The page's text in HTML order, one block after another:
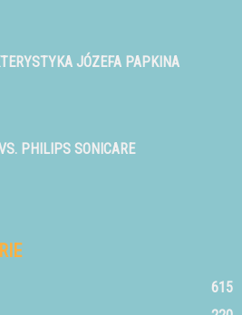
JÓZEFA PAPKINA
PHILIPS SONICARE
615